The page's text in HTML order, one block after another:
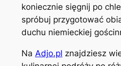
koniecznie sięgnij po
spróbuj przygotować
duchu niemieckiej
Na Adjo.pl znajdziesz